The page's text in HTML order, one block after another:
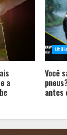
a
Você
antes